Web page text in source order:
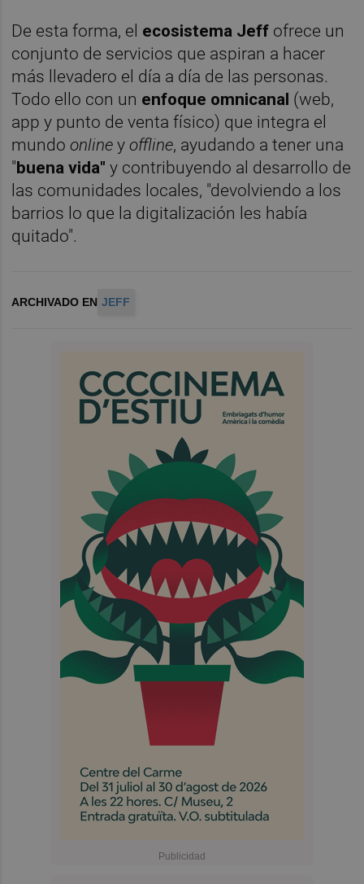
De esta forma, el ecosistema Jeff ofrece un
conjunto de servicios que aspiran a hacer
más llevadero el día a día de las personas.
Todo ello con un enfoque omnicanal (web,
app y punto de venta físico) que integra el
mundoonlineyoffline, ayudando a tener una
"buena vida" y contribuyendo al desarrollo de
las comunidades locales, "devolviendo a los
barrios lo que la digitalización les había
quitado".
ARCHIVADO EN JEFF